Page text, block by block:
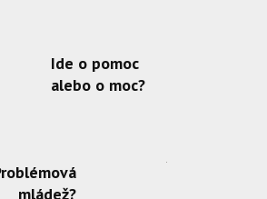
Ide o pomoc
alebo o moc?
mládež?